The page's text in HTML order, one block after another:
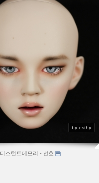
by esthy
디스턴트메모리 - 선호